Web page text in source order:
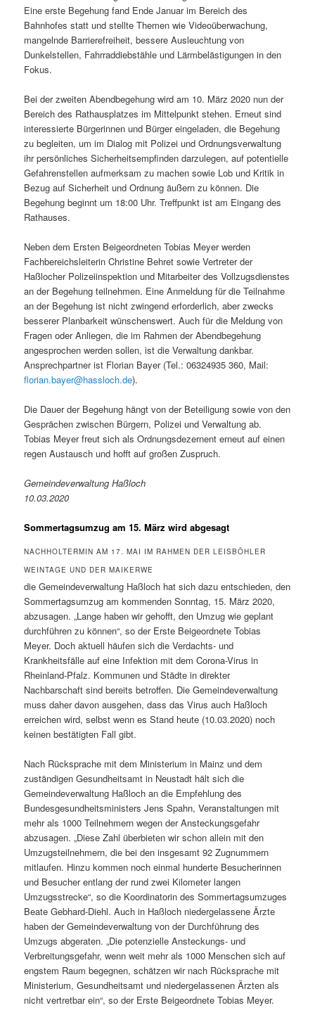
Eine erste Begehung fand Ende Januar im Bereich des
Bahnhofes statt und stellte Themen wie Videoüberwachung,
mangelnde Barrierefreiheit, bessere Ausleuchtung von
Dunkelstellen, Fahrraddiebstähle und Lärmbelästigungen in den
Fokus.
Bei der zweiten Abendbegehung wird am 10. März 2020 nun der
Bereich des Rathausplatzes im Mittelpunkt stehen. Erneut sind
interessierte Bürgerinnen und Bürger eingeladen, die Begehung
zu begleiten, um im Dialog mit Polizei und Ordnungsverwaltung
ihr persönliches Sicherheitsempfinden darzulegen, auf potentielle
Gefahrenstellen aufmerksam zu machen sowie Lob und Kritik in
Bezug auf Sicherheit und Ordnung äußern zu können. Die
Begehung beginnt um 18:00 Uhr. Treffpunkt ist am Eingang des
Rathauses.
Neben dem Ersten Beigeordneten Tobias Meyer werden
Fachbereichsleiterin Christine Behret sowie Vertreter der
Haßlocher Polizeiinspektion und Mitarbeiter des Vollzugsdienstes
an der Begehung teilnehmen. Eine Anmeldung für die Teilnahme
an der Begehung ist nicht zwingend erforderlich, aber zwecks
besserer Planbarkeit wünschenswert. Auch für die Meldung von
Fragen oder Anliegen, die im Rahmen der Abendbegehung
angesprochen werden sollen, ist die Verwaltung dankbar.
Ansprechpartner ist Florian Bayer (Tel.: 06324935 360, Mail:
florian.bayer@hassloch.de).
Die Dauer der Begehung hängt von der Beteiligung sowie von den
Gesprächen zwischen Bürgern, Polizei und Verwaltung ab.
Tobias Meyer freut sich als Ordnungsdezernent erneut auf einen
regen Austausch und hofft auf großen Zuspruch.
Gemeindeverwaltung Haßloch
10.03.2020
Sommertagsumzug am 15. März wird abgesagt
NACHHOLTERMIN AM 17. MAI IM RAHMEN DER LEISBÖHLER
WEINTAGE UND DER MAIKERWE
die Gemeindeverwaltung Haßloch hat sich dazu entschieden, den
Sommertagsumzug am kommenden Sonntag, 15. März 2020,
abzusagen. „Lange haben wir gehofft, den Umzug wie geplant
durchführen zu können“, so der Erste Beigeordnete Tobias
Meyer. Doch aktuell häufen sich die Verdachts- und
Krankheitsfälle auf eine Infektion mit dem Corona-Virus in
Rheinland-Pfalz. Kommunen und Städte in direkter
Nachbarschaft sind bereits betroffen. Die Gemeindeverwaltung
muss daher davon ausgehen, dass das Virus auch Haßloch
erreichen wird, selbst wenn es Stand heute (10.03.2020) noch
keinen bestätigten Fall gibt.
Nach Rücksprache mit dem Ministerium in Mainz und dem
zuständigen Gesundheitsamt in Neustadt hält sich die
Gemeindeverwaltung Haßloch an die Empfehlung des
Bundesgesundheitsministers Jens Spahn, Veranstaltungen mit
mehr als 1000 Teilnehmern wegen der Ansteckungsgefahr
abzusagen. „Diese Zahl überbieten wir schon allein mit den
Umzugsteilnehmern, die bei den insgesamt 92 Zugnummern
mitlaufen. Hinzu kommen noch einmal hunderte Besucherinnen
und Besucher entlang der rund zwei Kilometer langen
Umzugsstrecke“, so die Koordinatorin des Sommertagsumzuges
Beate Gebhard-Diehl. Auch in Haßloch niedergelassene Ärzte
haben der Gemeindeverwaltung von der Durchführung des
Umzugs abgeraten. „Die potenzielle Ansteckungs- und
Verbreitungsgefahr, wenn weit mehr als 1000 Menschen sich auf
engstem Raum begegnen, schätzen wir nach Rücksprache mit
Ministerium, Gesundheitsamt und niedergelassenen Ärzten als
nicht vertretbar ein“, so der Erste Beigeordnete Tobias Meyer.